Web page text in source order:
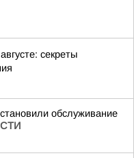
секреты
обслуживание